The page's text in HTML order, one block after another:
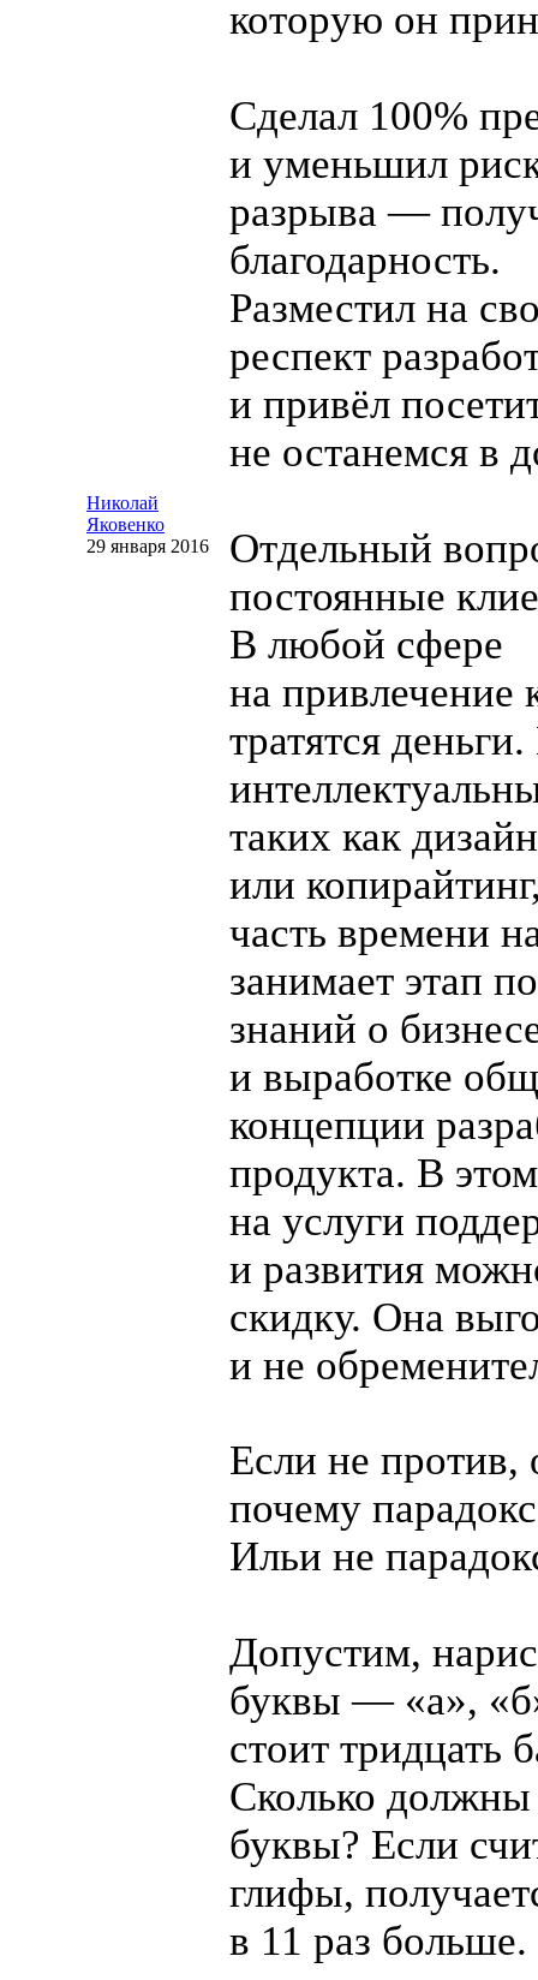
Николай
Яковенко
29 января 2016
которую он
Сделал 100%
и уменьшил
разрыва —
благодарность.
Разместил на
респект
и привёл
не останемся в
Отдельный
постоянные
В любой сфере
на привлечение
тратятся
таких как дизайн
или
часть времени
занимает этап
знаний о
и выработке
концепции
продукта. В
на услуги
и развития
скидку. Она
и не
Если не против,
почему
Ильи не
Допустим,
буквы — «а»,
стоит тридцать
Сколько должны
буквы? Если
глифы,
в 11 раз больше.